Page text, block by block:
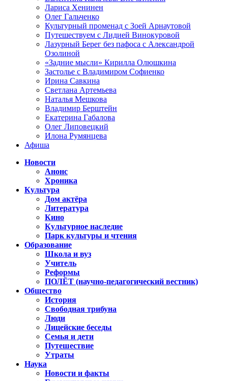
Лариса Хенинен
Олег Гальченко
Культурный променад с Зоей Арнаутовой
Путешествуем с Лидией Винокуровой
Лазурный Берег без пафоса с Александрой
Озолиной
«Задние мысли» Кирилла Олюшкина
Застолье с Владимиром Софиенко
Ирина Савкина
Светлана Артемьева
Наталья Мешкова
Владимир Берштейн
Екатерина Габалова
Олег Липовецкий
Илона Румянцева
Афиша
Новости
Анонс
Хроника
Культура
Дом актёра
Литература
Кино
Культурное наследие
Парк культуры и чтения
Образование
Школа и вуз
Учитель
Реформы
ПОЛЁТ (научно-педагогический вестник)
Общество
История
Свободная трибуна
Люди
Лицейские беседы
Семья и дети
Путешествие
Утраты
Наука
Новости и факты